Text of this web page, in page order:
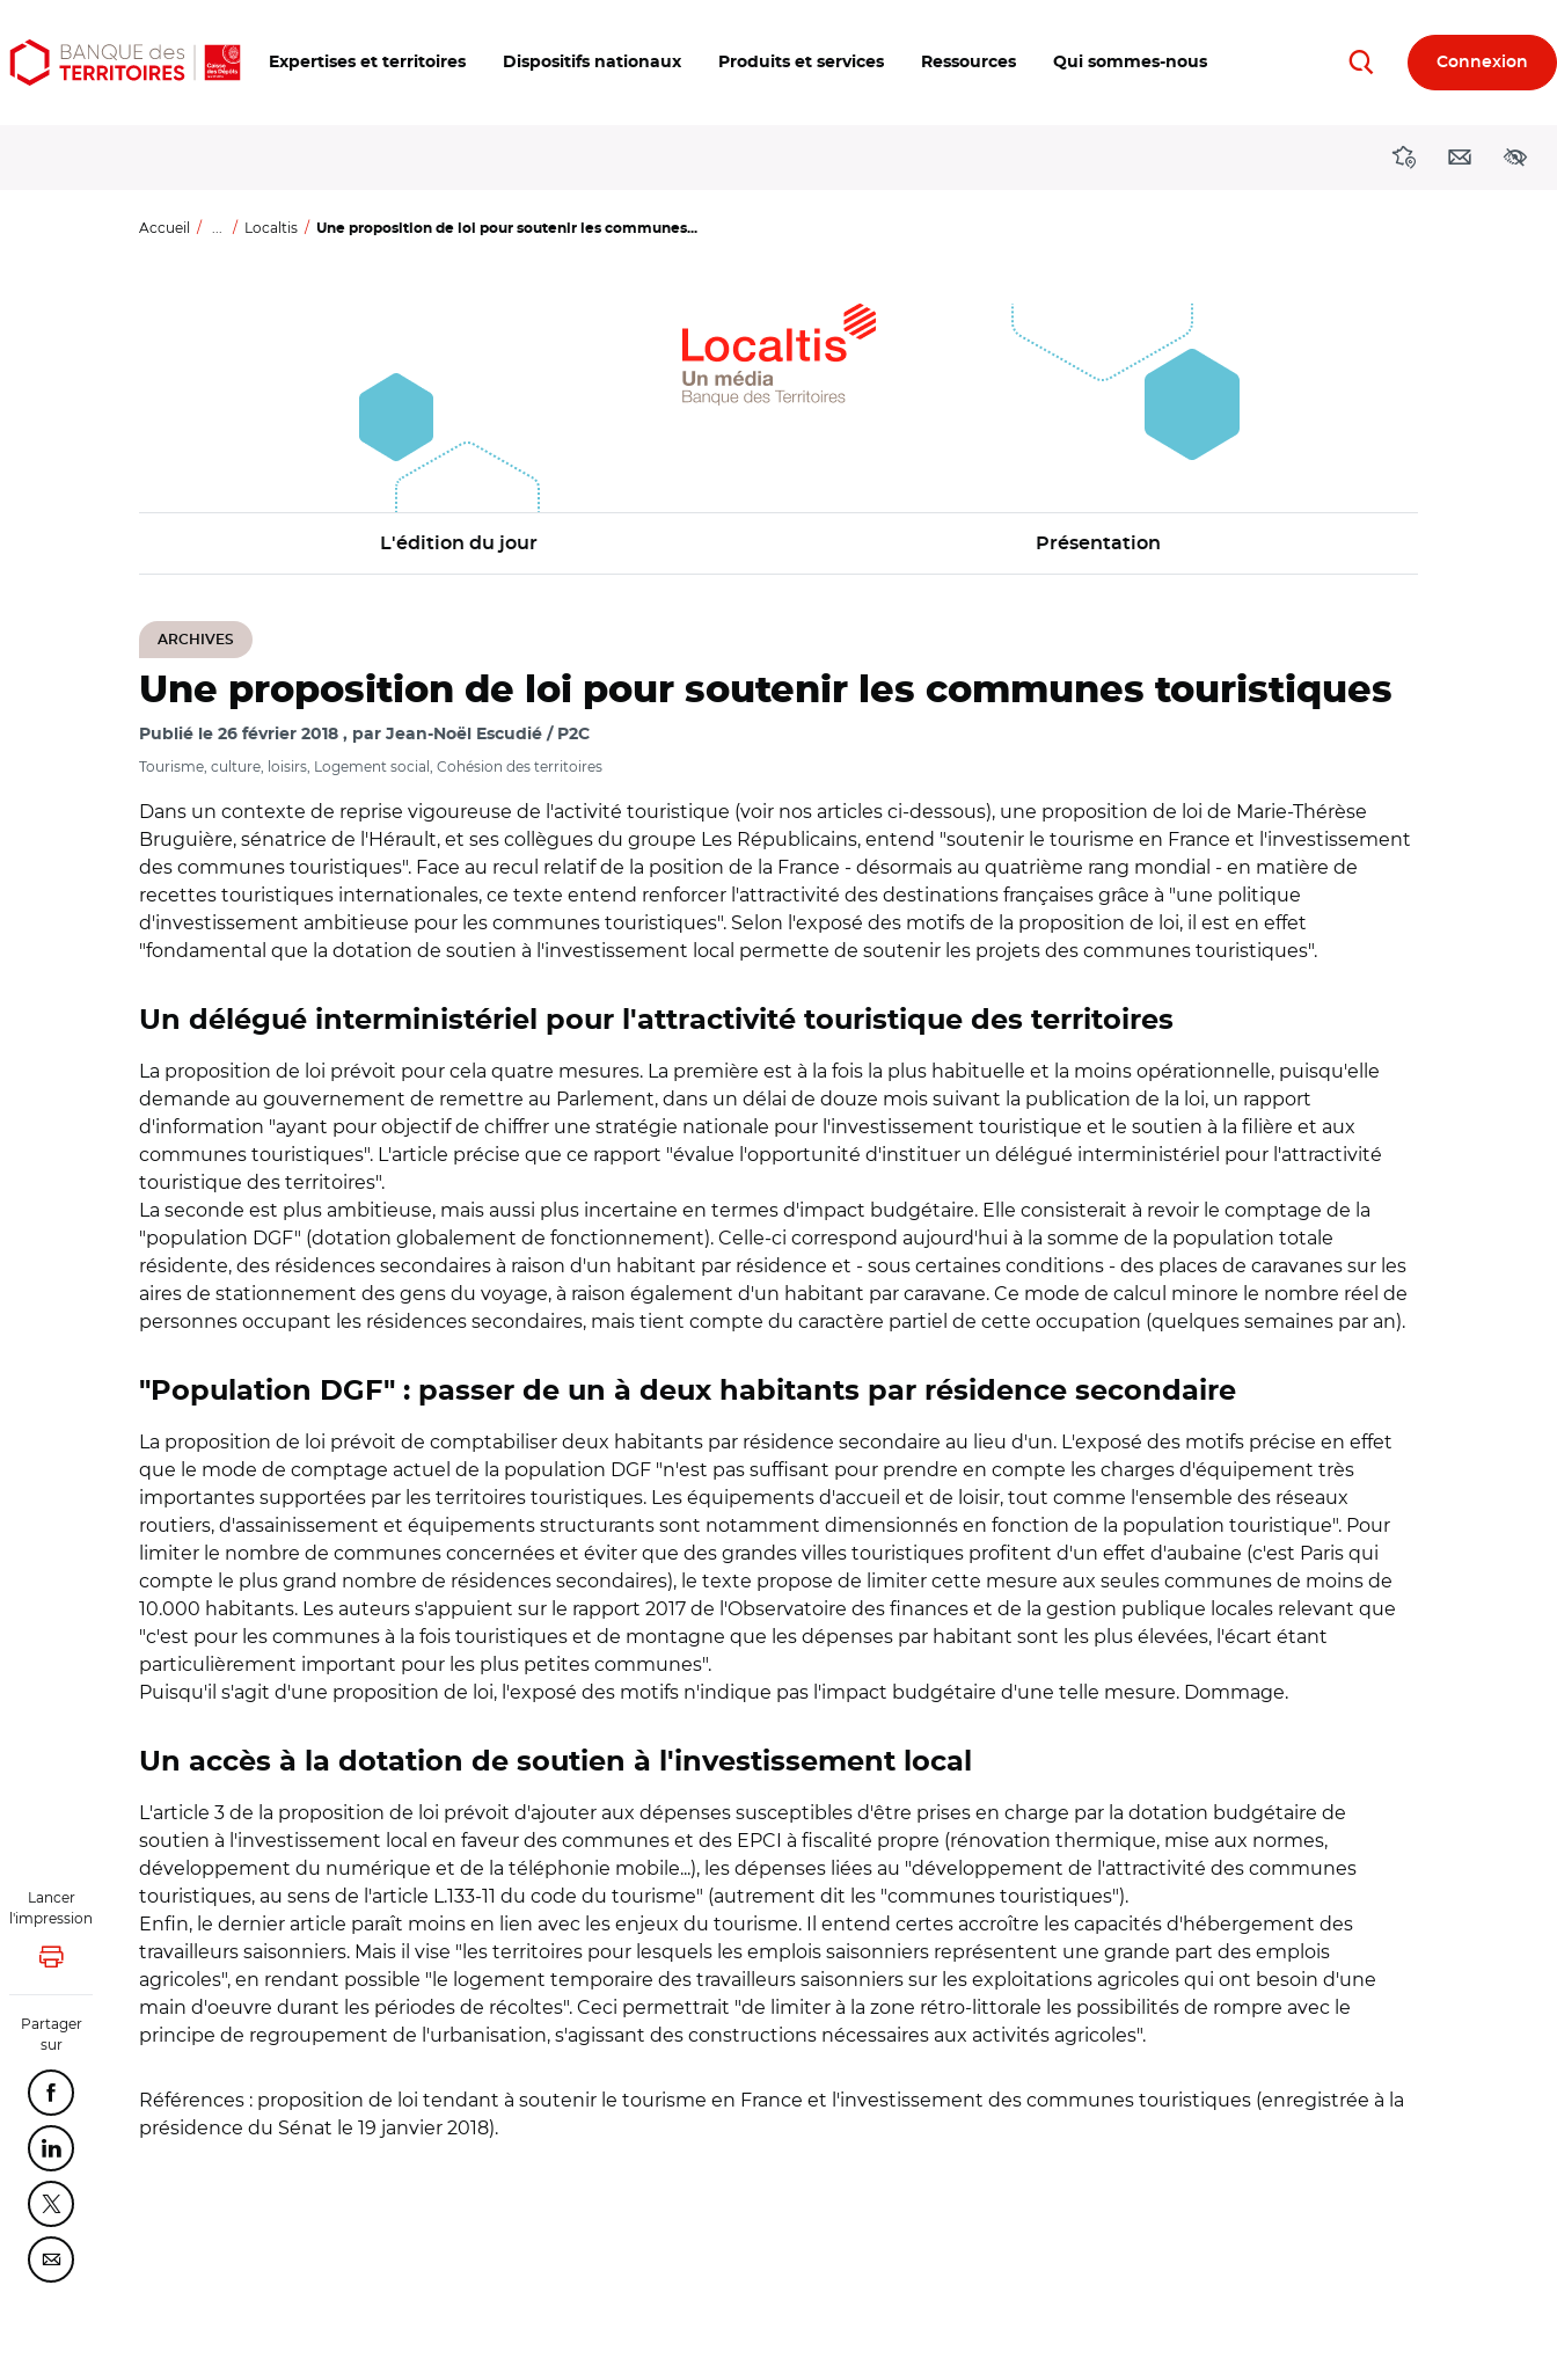
Aller
au
Aller
au
Ouvrir
les
Expertises et territoires Dispositifs nationaux Produits et services Ressources Qui sommes-nous RechercherConnexion
DirectionsContact
Accueil ... Localtis Une proposition de loi pour soutenir les communes...
L'édition du jour Présentation
ARCHIVES
Lancer
l'impression
Lancer l'impression
Partager
sur
Partager cette page sur Facebook
Partager cette page sur Linkedin
Partager cette page sur Twitter
Partager cette page sur Courriel
Une proposition de loi pour soutenir les communes touristiques
Publié le 26 février 2018 par Jean-Noël Escudié / P2C
Tourisme, culture, loisirs, Logement social, Cohésion des territoires
Dans un contexte de reprise vigoureuse de l'activité touristique (voir nos articles ci-dessous), une proposition de loi de Marie-Thérèse
Bruguière, sénatrice de l'Hérault, et ses collègues du groupe Les Républicains, entend "soutenir le tourisme en France et l'investissement
des communes touristiques". Face au recul relatif de la position de la France - désormais au quatrième rang mondial - en matière de
recettes touristiques internationales, ce texte entend renforcer l'attractivité des destinations françaises grâce à "une politique
d'investissement ambitieuse pour les communes touristiques". Selon l'exposé des motifs de la proposition de loi, il est en effet
"fondamental que la dotation de soutien à l'investissement local permette de soutenir les projets des communes touristiques".
Un délégué interministériel pour l'attractivité touristique des territoires
La proposition de loi prévoit pour cela quatre mesures. La première est à la fois la plus habituelle et la moins opérationnelle, puisqu'elle
demande au gouvernement de remettre au Parlement, dans un délai de douze mois suivant la publication de la loi, un rapport
d'information "ayant pour objectif de chiffrer une stratégie nationale pour l'investissement touristique et le soutien à la filière et aux
communes touristiques". L'article précise que ce rapport "évalue l'opportunité d'instituer un délégué interministériel pour l'attractivité
touristique des territoires".
La seconde est plus ambitieuse, mais aussi plus incertaine en termes d'impact budgétaire. Elle consisterait à revoir le comptage de la
"population DGF" (dotation globalement de fonctionnement). Celle-ci correspond aujourd'hui à la somme de la population totale
résidente, des résidences secondaires à raison d'un habitant par résidence et - sous certaines conditions - des places de caravanes sur les
aires de stationnement des gens du voyage, à raison également d'un habitant par caravane. Ce mode de calcul minore le nombre réel de
personnes occupant les résidences secondaires, mais tient compte du caractère partiel de cette occupation (quelques semaines par an).
"Population DGF" : passer de un à deux habitants par résidence secondaire
La proposition de loi prévoit de comptabiliser deux habitants par résidence secondaire au lieu d'un. L'exposé des motifs précise en effet
que le mode de comptage actuel de la population DGF "n'est pas suffisant pour prendre en compte les charges d'équipement très
importantes supportées par les territoires touristiques. Les équipements d'accueil et de loisir, tout comme l'ensemble des réseaux
routiers, d'assainissement et équipements structurants sont notamment dimensionnés en fonction de la population touristique". Pour
limiter le nombre de communes concernées et éviter que des grandes villes touristiques profitent d'un effet d'aubaine (c'est Paris qui
compte le plus grand nombre de résidences secondaires), le texte propose de limiter cette mesure aux seules communes de moins de
10.000 habitants. Les auteurs s'appuient sur le rapport 2017 de l'Observatoire des finances et de la gestion publique locales relevant que
"c'est pour les communes à la fois touristiques et de montagne que les dépenses par habitant sont les plus élevées, l'écart étant
particulièrement important pour les plus petites communes".
Puisqu'il s'agit d'une proposition de loi, l'exposé des motifs n'indique pas l'impact budgétaire d'une telle mesure. Dommage.
Un accès à la dotation de soutien à l'investissement local
L'article 3 de la proposition de loi prévoit d'ajouter aux dépenses susceptibles d'être prises en charge par la dotation budgétaire de
soutien à l'investissement local en faveur des communes et des EPCI à fiscalité propre (rénovation thermique, mise aux normes,
développement du numérique et de la téléphonie mobile...), les dépenses liées au "développement de l'attractivité des communes
touristiques, au sens de l'article L.133-11 du code du tourisme" (autrement dit les "communes touristiques").
Enfin, le dernier article paraît moins en lien avec les enjeux du tourisme. Il entend certes accroître les capacités d'hébergement des
travailleurs saisonniers. Mais il vise "les territoires pour lesquels les emplois saisonniers représentent une grande part des emplois
agricoles", en rendant possible "le logement temporaire des travailleurs saisonniers sur les exploitations agricoles qui ont besoin d'une
main d'oeuvre durant les périodes de récoltes". Ceci permettrait "de limiter à la zone rétro-littorale les possibilités de rompre avec le
principe de regroupement de l'urbanisation, s'agissant des constructions nécessaires aux activités agricoles".
Références : proposition de loi tendant à soutenir le tourisme en France et l'investissement des communes touristiques (enregistrée à la
présidence du Sénat le 19 janvier 2018).